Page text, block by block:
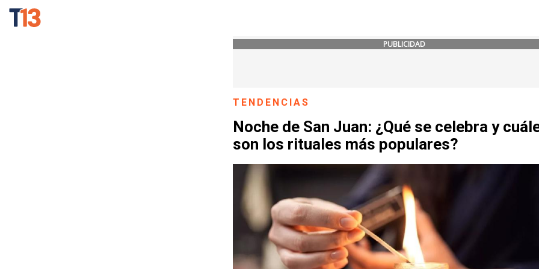
PUBLICIDAD
TENDENCIAS
Noche de San Juan: ¿Qué se celebra y
son los rituales más populares?